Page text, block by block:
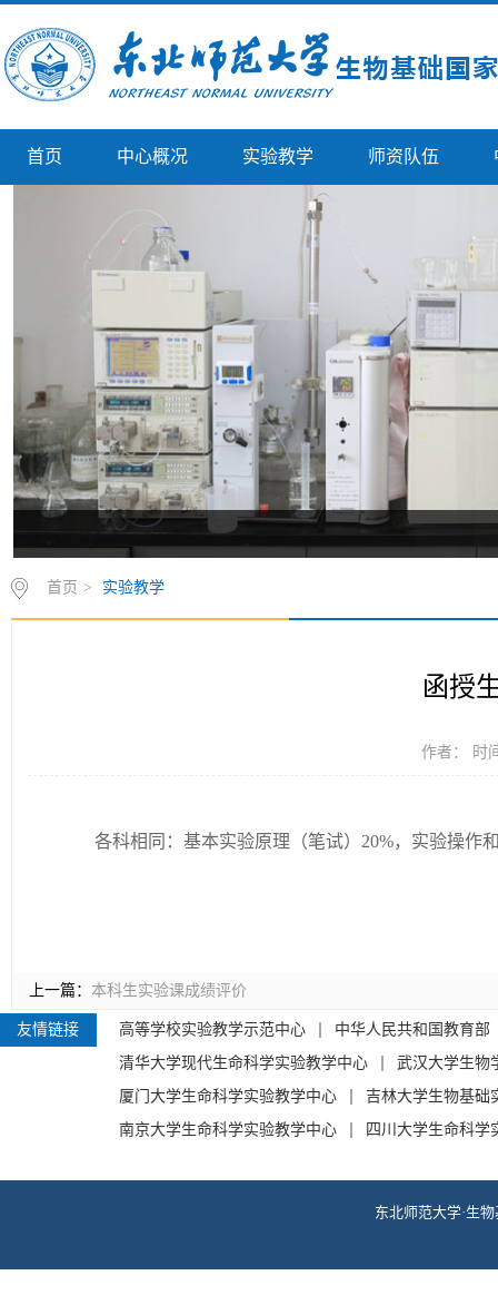
首页 中心概况 实验教学 师资队伍
首页 > 实验教学
函授
作者： 时
各科相同：基本实验原理（笔试） 20%，实验操作
上一篇： 本科生实验课成绩评价
友情链接 高等学校实验教学示范中心
中华人民共和国教育部
清华大学现代生命科学实验教学中心
武汉大学生物
厦门大学生命科学实验教学中心
吉林大学生物基础
南京大学生命科学实验教学中心
四川大学生命科学
东北师范大学·生